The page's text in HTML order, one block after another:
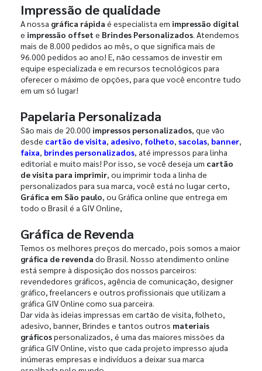
Impressão de qualidade
A nossa gráfica rápida é especialista em impressão digital
e impressão offset e Brindes Personalizados. Atendemos
mais de 8.000 pedidos ao mês, o que significa mais de
96.000 pedidos ao ano! E, não cessamos de investir em
equipe especializada e em recursos tecnológicos para
oferecer o máximo de opções, para que você encontre tudo
em um só lugar!
Papelaria Personalizada
São mais de 20.000 impressos personalizados, que vão
desde cartão de visita, adesivo, folheto, sacolas, banner,
faixa, brindes personalizados, até impressos para linha
editorial e muito mais! Por isso, se você deseja um cartão
de visita para imprimir, ou imprimir toda a linha de
personalizados para sua marca, você está no lugar certo,
Gráfica em São paulo, ou Gráfica online que entrega em
todo o Brasil é a GIV Online,
Gráfica de Revenda
Temos os melhores preços do mercado, pois somos a maior
gráfica de revenda do Brasil. Nosso atendimento online
está sempre à disposição dos nossos parceiros:
revendedores gráficos, agência de comunicação, designer
gráfico, freelancers e outros profissionais que utilizam a
gráfica GIV Online como sua parceira.
Dar vida às ideias impressas em cartão de visita, folheto,
adesivo, banner, Brindes e tantos outros materiais
gráficospersonalizados, é uma das maiores missões da
gráfica GIV Online, visto que cada projeto impresso ajuda
inúmeras empresas e indivíduos a deixar sua marca